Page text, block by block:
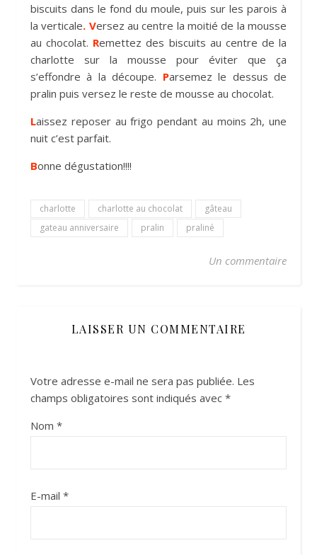
biscuits dans le fond du moule, puis sur les parois à
la verticale. Versez au centre la moitié de la mousse
au chocolat. Remettez des biscuits au centre de la
charlotte sur la mousse pour éviter que ça
s’effondre à la découpe. Parsemez le dessus de
pralin puis versez le reste de mousse au chocolat.
Laissez reposer au frigo pendant au moins 2h, une
nuit c’est parfait.
Bonne dégustation!!!!
charlotte charlotte au chocolat
gâteau
gateau anniversaire
pralin praliné
Un commentaire
LAISSER UN COMMENTAIRE
Votre adresse e-mail ne sera pas publiée. Les
champs obligatoires sont indiqués avec *
Nom *
E-mail *